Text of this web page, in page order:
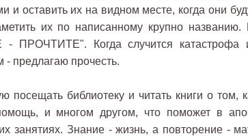
и оставить их на видном месте, когда они
их по написанному крупно
Когда случится катастрофа
- предлагаю прочесть.
посещать библиотеку и читать книги о том,
и многом другом, что поможет в
занятиях. Знание - жизнь, а повторение -